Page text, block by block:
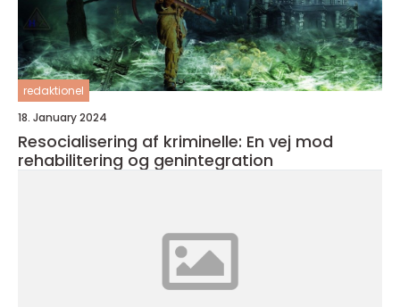
redaktionel
18. January 2024
Resocialisering af kriminelle: En vej mod
rehabilitering og genintegration